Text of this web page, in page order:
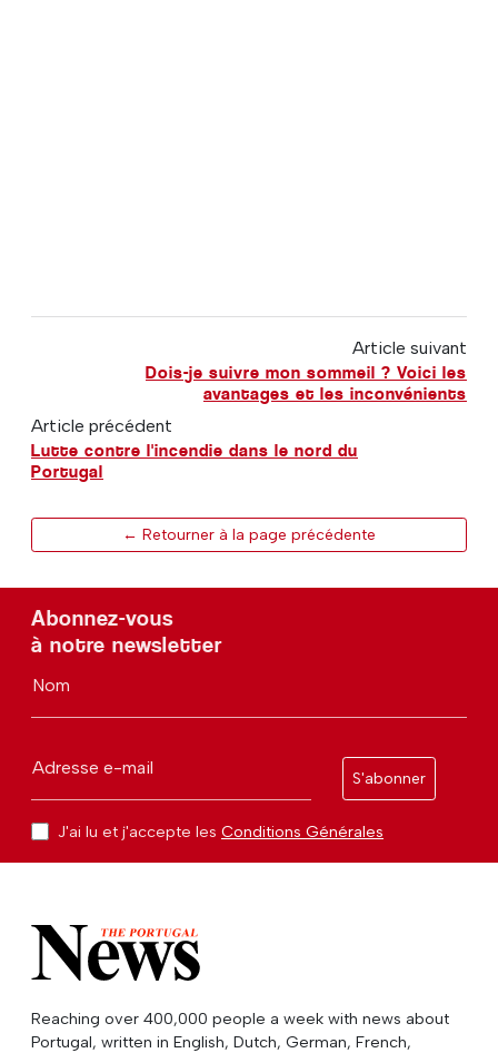
Article suivant
Dois-je suivre mon sommeil ? Voici les
avantages et les inconvénients
Article précédent
Lutte contre l'incendie dans le nord du
Portugal
← Retourner à la page précédente
Abonnez-vous
à notre newsletter
Nom
Adresse e-mail
S'abonner
J'ai lu et j'accepte les Conditions Générales
Reaching over 400,000 people a week with news about
Portugal, written in English, Dutch, German, French,